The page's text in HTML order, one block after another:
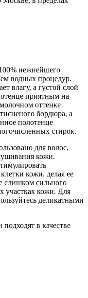
нежнейшего
водных процедур.
влагу, а густой слой
приятным на
оттенке
бордюра, а
полотенце
стирок.
для волос,
кожи.
кожи, делая ее
слишком сильного
участках кожи. Для
деликатными
в качестве